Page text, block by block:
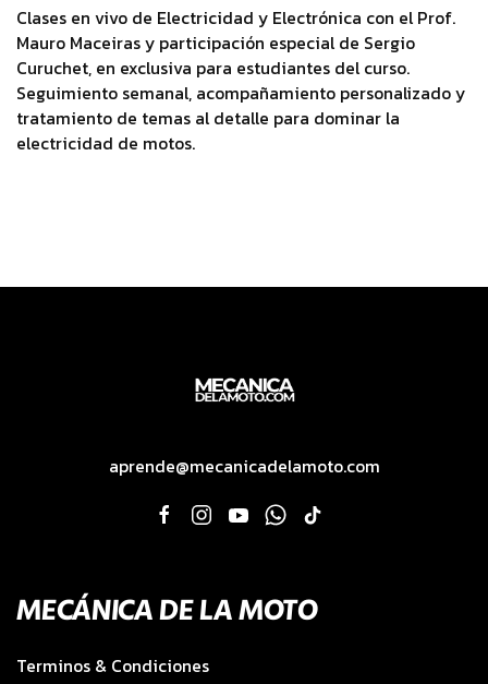
Clases en vivo de Electricidad y Electrónica con el Prof.
Mauro Maceiras y participación especial de Sergio
Curuchet, en exclusiva para estudiantes del curso.
Seguimiento semanal, acompañamiento personalizado y
tratamiento de temas al detalle para dominar la
electricidad de motos.
aprende@mecanicadelamoto.com
MECÁNICA DE LA MOTO
Terminos & Condiciones